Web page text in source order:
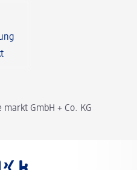
GmbH + Co. KG